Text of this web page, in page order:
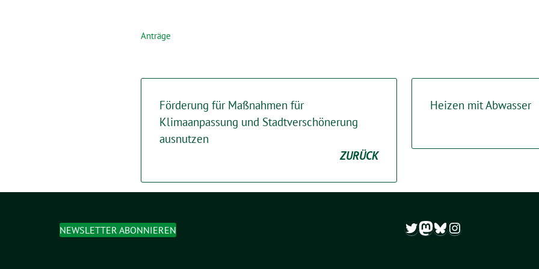
Anträge
Förderung für Maßnahmen für
Klimaanpassung und Stadtverschönerung
ausnutzen
ZURÜCK
Heizen mit Abwasser
NEWSLETTER ABONNIEREN Twitter
Mastodon
Bluesky
Instagram